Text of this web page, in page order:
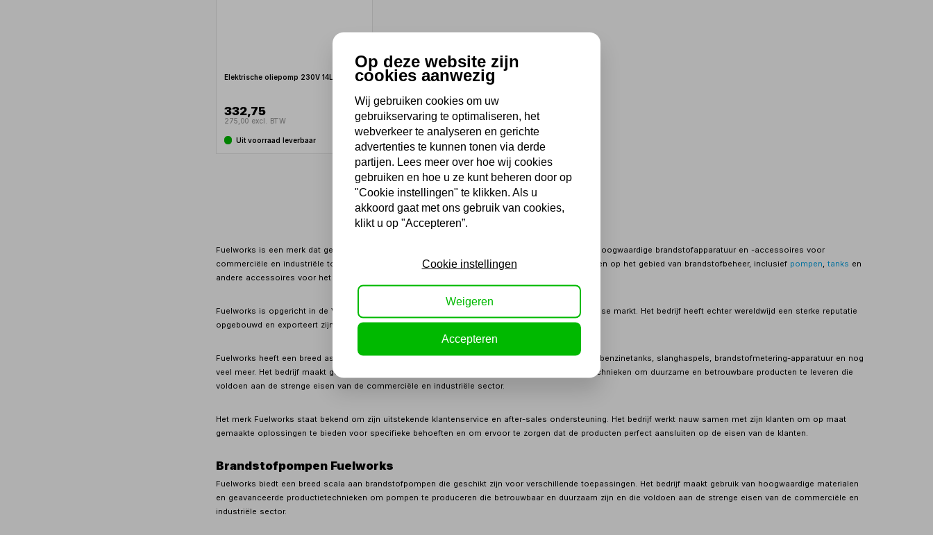
Elektrische oliepomp 230V 14L/min
332,75
275,00 excl. BTW
Uit voorraad leverbaar
1
Fuelworks is een merk dat gespecialiseerd is in het ontwerp, de productie en de distributie van hoogwaardige brandstofapparatuur en -accessoires voor
commerciële en industriële toepassingen. Het merk staat bekend om zijn innovatieve oplossingen op het gebied van brandstofbeheer, inclusief pompen,tanks en
andere accessoires voor het opslaan, transporteren en leveren van brandstoffen.
Fuelworks is opgericht in de Verenigde Staten en richt zich voornamelijk op de Noord-Amerikaanse markt. Het bedrijf heeft echter wereldwijd een sterke reputatie
opgebouwd en exporteert zijn producten naar verschillende landen over de hele wereld.
Fuelworks heeft een breed assortiment aan producten, waaronderbrandstofpompen, diesel- en benzinetanks, slanghaspels, brandstofmetering-apparatuur en nog
veel meer. Het bedrijf maakt gebruik van hoogwaardige materialen en geavanceerde productietechnieken om duurzame en betrouwbare producten te leveren die
voldoen aan de strenge eisen van de commerciële en industriële sector.
Het merk Fuelworks staat bekend om zijn uitstekende klantenservice en after-sales ondersteuning. Het bedrijf werkt nauw samen met zijn klanten om op maat
gemaakte oplossingen te bieden voor specifieke behoeften en om ervoor te zorgen dat de producten perfect aansluiten op de eisen van de klanten.
Brandstofpompen Fuelworks
Fuelworks biedt een breed scala aan brandstofpompen die geschikt zijn voor verschillende toepassingen. Het bedrijf maakt gebruik van hoogwaardige materialen
en geavanceerde productietechnieken om pompen te produceren die betrouwbaar en duurzaam zijn en die voldoen aan de strenge eisen van de commerciële en
industriële sector.
Op deze website zijn
cookies aanwezig
Wij gebruiken cookies om uw
gebruikservaring te optimaliseren, het
webverkeer te analyseren en gerichte
advertenties te kunnen tonen via derde
partijen. Lees meer over hoe wij cookies
gebruiken en hoe u ze kunt beheren door op
"Cookie instellingen" te klikken. Als u
akkoord gaat met ons gebruik van cookies,
klikt u op "Accepteren”.
Cookie instellingen
Weigeren
Accepteren